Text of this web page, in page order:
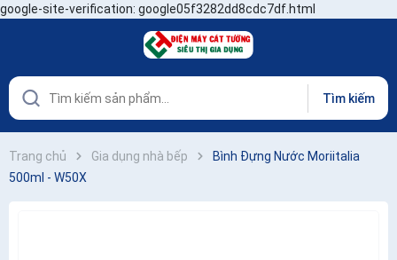
google-site-verification: google05f3282dd8cdc7df.html
Tìm kiếm
Trang chủ Gia dụng nhà bếp
Bình Đựng Nước Moriitalia
500ml - W50X